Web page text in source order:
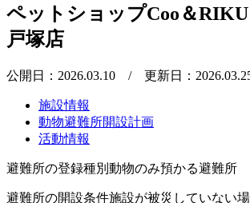
ペットショップCoo＆RIKU
戸塚店
公開日：2026.03.10 / 更新日：
施設情報
動物避難所開設計画
活動情報
避難所の登録種別 動物のみ預かる避難所
避難所の開設条件施設が被災していない